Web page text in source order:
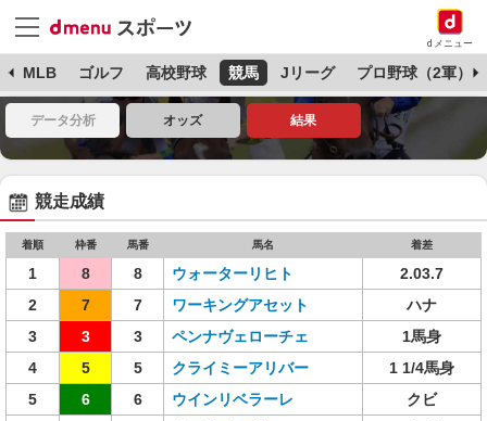
dメニュー
MLB ゴルフ 高校野球 競馬 Jリーグ プロ野球（2軍）
データ分析 オッズ 結果
競走成績
着順 枠番 馬番 馬名 着差
1 8 8 ウォーターリヒト
2.03.7
2
7 7 ワーキングアセット
ハナ
3
3 3 ペンナヴェローチェ
1馬身
4
5 5 クライミーアリバー
1 1/4馬身
5
6 6 ウインリベラーレ
クビ